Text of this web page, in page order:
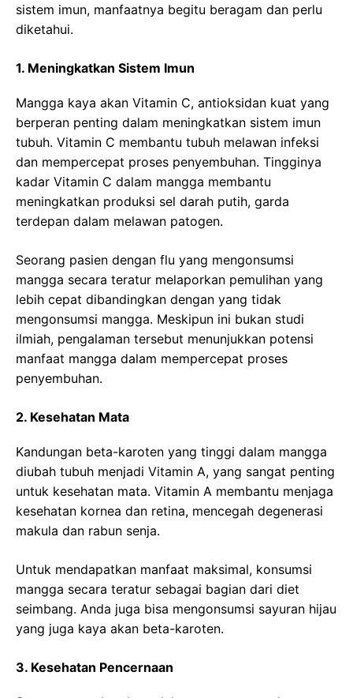
sistem imun, manfaatnya begitu beragam dan perlu
diketahui.
1. Meningkatkan Sistem Imun
Mangga kaya akan Vitamin C, antioksidan kuat yang
berperan penting dalam meningkatkan sistem imun
tubuh. Vitamin C membantu tubuh melawan infeksi
dan mempercepat proses penyembuhan. Tingginya
kadar Vitamin C dalam mangga membantu
meningkatkan produksi sel darah putih, garda
terdepan dalam melawan patogen.
Seorang pasien dengan flu yang mengonsumsi
mangga secara teratur melaporkan pemulihan yang
lebih cepat dibandingkan dengan yang tidak
mengonsumsi mangga. Meskipun ini bukan studi
ilmiah, pengalaman tersebut menunjukkan potensi
manfaat mangga dalam mempercepat proses
penyembuhan.
2. Kesehatan Mata
Kandungan beta-karoten yang tinggi dalam mangga
diubah tubuh menjadi Vitamin A, yang sangat penting
untuk kesehatan mata. Vitamin A membantu menjaga
kesehatan kornea dan retina, mencegah degenerasi
makula dan rabun senja.
Untuk mendapatkan manfaat maksimal, konsumsi
mangga secara teratur sebagai bagian dari diet
seimbang. Anda juga bisa mengonsumsi sayuran hijau
yang juga kaya akan beta-karoten.
3. Kesehatan Pencernaan